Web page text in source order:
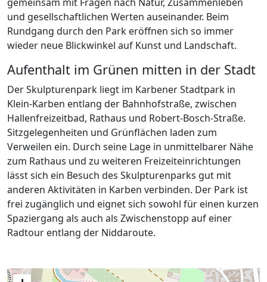
und gesellschaftlichen Werten auseinander. Beim
Rundgang durch den Park eröffnen sich so immer
wieder neue Blickwinkel auf Kunst und Landschaft.
Aufenthalt im Grünen mitten in der Stadt
Der Skulpturenpark liegt im Karbener Stadtpark in
Klein-Karben entlang der Bahnhofstraße, zwischen
Hallenfreizeitbad, Rathaus und Robert-Bosch-Straße.
Sitzgelegenheiten und Grünflächen laden zum
Verweilen ein. Durch seine Lage in unmittelbarer Nähe
zum Rathaus und zu weiteren Freizeiteinrichtungen
lässt sich ein Besuch des Skulpturenparks gut mit
anderen Aktivitäten in Karben verbinden. Der Park ist
frei zugänglich und eignet sich sowohl für einen kurzen
Spaziergang als auch als Zwischenstopp auf einer
Radtour entlang der Niddaroute.